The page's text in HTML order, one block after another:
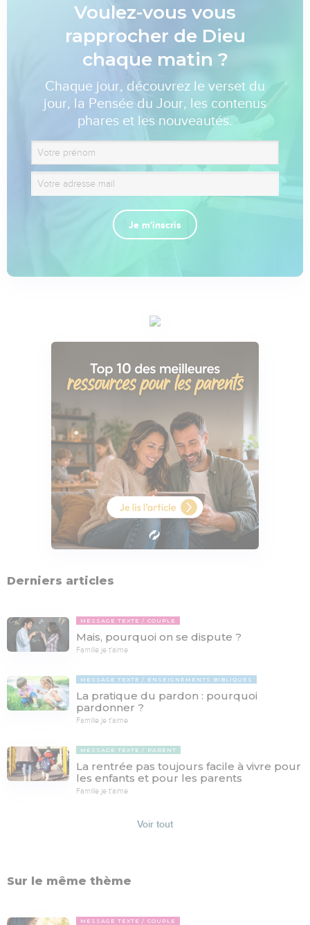
Voulez-vous vous
rapprocher de Dieu
chaque matin ?
Chaque jour, découvrez le verset du
jour, la Pensée du Jour, les contenus
phares et les nouveautés.
Je m'inscris
Derniers articles
MESSAGE TEXTE COUPLE
Mais, pourquoi on se dispute ?
Famille je t'aime
MESSAGE TEXTE ENSEIGNEMENTS BIBLIQUES
La pratique du pardon : pourquoi
pardonner ?
Famille je t'aime
MESSAGE TEXTE PARENT
La rentrée pas toujours facile à vivre pour
les enfants et pour les parents
Famille je t'aime
Voir tout
Sur le même thème
MESSAGE TEXTE COUPLE